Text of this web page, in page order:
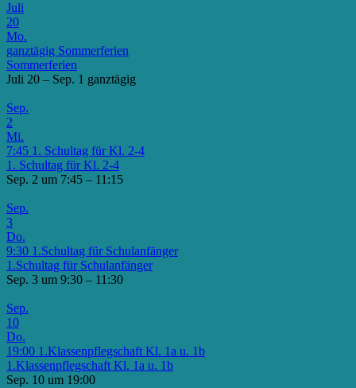
Juli
20
Mo.
ganztägig Sommerferien
Sommerferien
Juli 20 – Sep. 1 ganztägig
Sep.
2
Mi.
7:45 1. Schultag für Kl. 2-4
1. Schultag für Kl. 2-4
Sep. 2 um 7:45 – 11:15
Sep.
3
Do.
9:30 1.Schultag für Schulanfänger
1.Schultag für Schulanfänger
Sep. 3 um 9:30 – 11:30
Sep.
10
Do.
19:00 1.Klassenpflegschaft Kl. 1a u. 1b
1.Klassenpflegschaft Kl. 1a u. 1b
Sep. 10 um 19:00